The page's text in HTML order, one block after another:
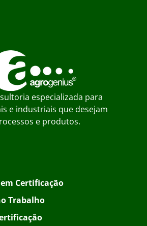
especializada para
e industriais que desejam
e produtos.
Certificação
Trabalho